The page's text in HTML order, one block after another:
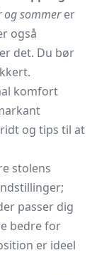
og sommerer
også
det. Du bør
komfort
og tips til at
stolens
passer dig
bedre for
er ideel